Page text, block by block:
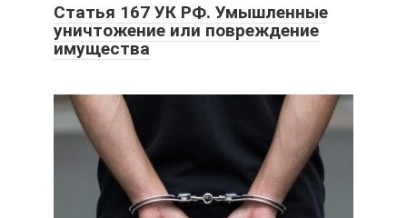
Статья 167 УК РФ. Умышленные
уничтожение или повреждение
имущества